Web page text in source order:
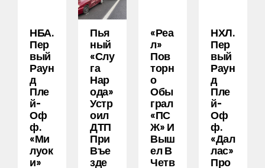
НБА.
Пер
Вый
Раун
Д
Пле
Й-
Оф
Ф.
«Ми
Луок
И»
Пья
Ный
«слу
Га
Нар
Ода»
Устр
Оил
ДТП
При
Въе
Зде
«Реа
Л»
Пов
Торн
О
Обы
Грал
«ПС
Ж» И
Выш
Ел В
Четв
НХЛ.
Пер
Вый
Раун
Д
Пле
Й-
Оф
Ф.
«Дал
Лас»
Про